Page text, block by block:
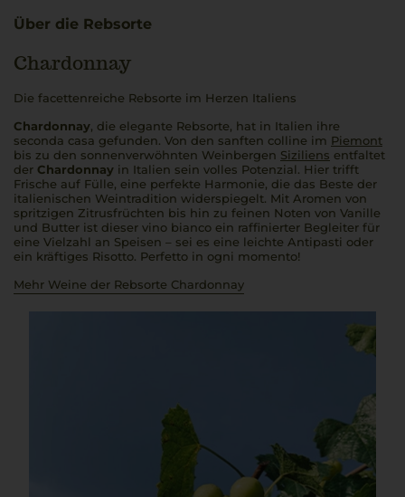
Über die Rebsorte
Chardonnay
Die facettenreiche Rebsorte im Herzen Italiens
Chardonnay, die elegante Rebsorte, hat in Italien ihre
seconda casa gefunden. Von den sanften colline im Piemont
bis zu den sonnenverwöhnten Weinbergen Siziliens entfaltet
der Chardonnay in Italien sein volles Potenzial. Hier trifft
Frische auf Fülle, eine perfekte Harmonie, die das Beste der
italienischen Weintradition widerspiegelt. Mit Aromen von
spritzigen Zitrusfrüchten bis hin zu feinen Noten von Vanille
und Butter ist dieser vino bianco ein raffinierter Begleiter für
eine Vielzahl an Speisen – sei es eine leichte Antipasti oder
ein kräftiges Risotto. Perfetto in ogni momento!
Mehr Weine der Rebsorte Chardonnay